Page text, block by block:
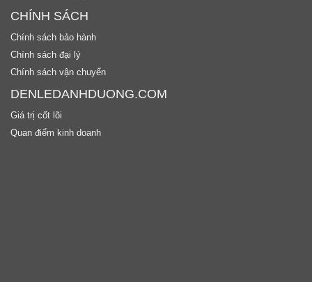
CHÍNH SÁCH
Chính sách bảo hành
Chính sách đại lý
Chính sách vận chuyển
DENLEDANHDUONG.COM
Giá trị cốt lõi
Quan điểm kinh doanh